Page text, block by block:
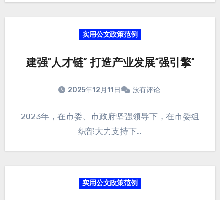
实用公文政策范例
建强“人才链” 打造产业发展“强引擎”
2025年12月11日 没有评论
2023年，在市委、市政府坚强领导下，在市委组
织部大力支持下…
实用公文政策范例